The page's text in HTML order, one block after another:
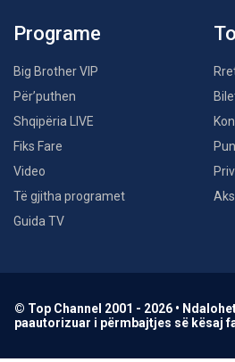
Programe
Big Brother VIP
Për’puthen
Shqipëria LIVE
Fiks Fare
Video
Të gjitha programet
Guida TV
© Top Channel 2001 - 2026 •
paautorizuar i përmbajtjes së kësaj